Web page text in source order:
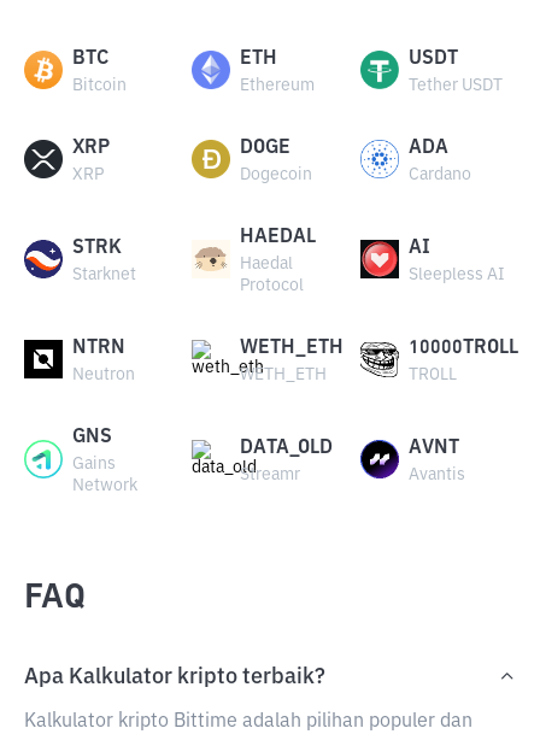
BTC
Bitcoin
ETH
Ethereum
USDT
Tether USDT
XRP
XRP
DOGE
Dogecoin
ADA
Cardano
STRK
Starknet
HAEDAL
Haedal
Protocol
AI
Sleepless AI
NTRN
Neutron
WETH_ETH
WETH_ETH
10000TROLL
TROLL
GNS
Gains
Network
DATA_OLD
Streamr
AVNT
Avantis
FAQ
Apa Kalkulator kripto terbaik?
Kalkulator kripto Bittime adalah pilihan populer dan